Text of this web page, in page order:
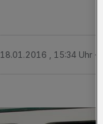
18.01.2016 , 15:34 Uhr